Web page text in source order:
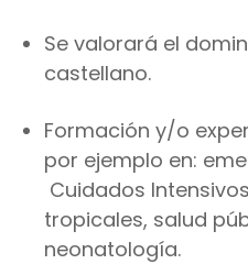
Se valorará el
castellano.
Formación y/o
por ejemplo en:
Cuidados
tropicales, salud
neonatología.